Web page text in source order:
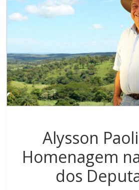
Alysson
Homenagem
dos